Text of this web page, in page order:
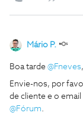
Mário P.
Boa tarde @Fneves,
Envie-nos, por
de cliente e o email
@Fórum